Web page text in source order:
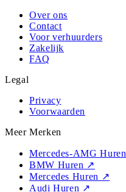
Over ons
Contact
Voor verhuurders
Zakelijk
FAQ
Legal
Privacy
Voorwaarden
Meer Merken
Mercedes-AMG Huren
BMW Huren ↗
Mercedes Huren ↗
Audi Huren ↗